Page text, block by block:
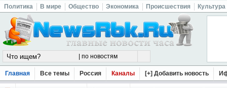
Политика В мире Общество Экономика Происшествия Культура
Главная Все темы Россия Каналы [+] Добавить новость